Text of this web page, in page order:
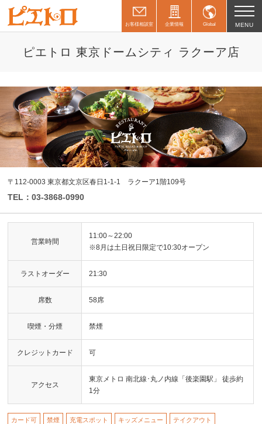
お客様相談室 企業情報 Global MENU
ピエトロ 東京ドームシティ ラクーア店
〒112-0003 東京都文京区春日1-1-1 ラクーア1階109号
TEL：03-3868-0990
営業時間
11:00～22:00
※8月は土日祝日限定で10:30オープン
ラストオーダー 21:30
席数 58席
喫煙・分煙 禁煙
クレジットカード 可
アクセス
東京メトロ 南北線･丸ノ内線「後楽園駅」 徒歩約
1分
カード可 禁煙 充電スポット キッズメニュー テイクアウト